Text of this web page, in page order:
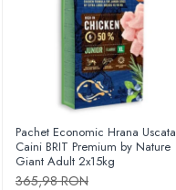
Pachet Economic Hrana Uscata
Caini BRIT Premium by Nature
Giant Adult 2x15kg
365,98 RON